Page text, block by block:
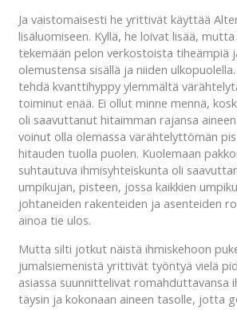
Ja vaistomaisesti he yrittivät käyttää
lisäluomiseen. Kyllä, he loivat lisää,
tekemään pelon verkostoista tiheämpiä
olemustensa sisällä ja niiden
tehdä kvanttihyppy ylemmältä
toiminut enää. Ei ollut minne mennä,
oli saavuttanut hitaimman rajansa aineen
voinut olla olemassa värähtelyttömän
hitauden tuolla puolen. Kuolemaan
suhtautuva ihmisyhteiskunta oli
umpikujan, pisteen, jossa kaikkien
johtaneiden rakenteiden ja asenteiden
ainoa tie ulos.
Mutta silti jotkut näistä ihmiskehoon
jumalsiemenistä yrittivät työntyä vielä
asiassa suunnittelivat romahduttavansa
täysin ja kokonaan aineen tasolle, jotta